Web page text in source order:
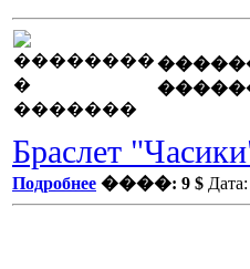
Браслет
Подробнее ����: 9 $